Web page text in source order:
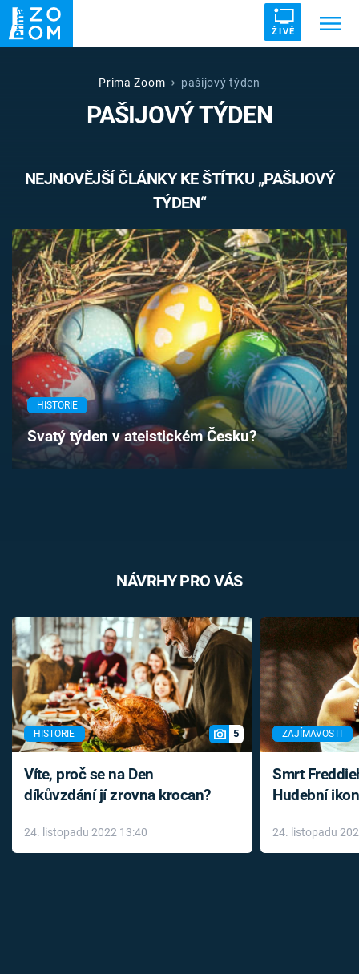
ŽIVĚ
ZRÁDCI UFO DRUHÁ SVĚTOVÁ VÁLKA
VETŘELCI DÁVNOVĚKU
Témata
Pořady
TV Program
Časopis
Sledujte prima+
Přihlášení
Prima Zoom pašijový týden
PAŠIJOVÝ TÝDEN
NEJNOVĚJŠÍ ČLÁNKY KE ŠTÍTKU „PAŠIJOVÝ
TÝDEN“
HISTORIE
Svatý týden v ateistickém Česku?
NÁVRHY PRO VÁS
HISTORIE 5
Víte, proč se na Den
díkůvzdání jí zrovna krocan?
24. listopadu 2022 13:40
ZAJÍMAVOSTI
Smrt
Hudební
léky
24. listopadu